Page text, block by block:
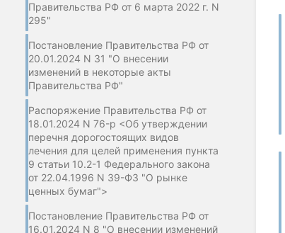
Правительства РФ от 6 марта 2022 г. N
295"
Постановление Правительства РФ от
20.01.2024 N 31 "О внесении
изменений в некоторые акты
Правительства РФ"
Распоряжение Правительства РФ от
18.01.2024 N 76-р <Об утверждении
перечня дорогостоящих видов
лечения для целей применения пункта
9 статьи 10.2-1 Федерального закона
от 22.04.1996 N 39-ФЗ "О рынке
ценных бумаг">
Постановление Правительства РФ от
16.01.2024 N 8 "О внесении изменений